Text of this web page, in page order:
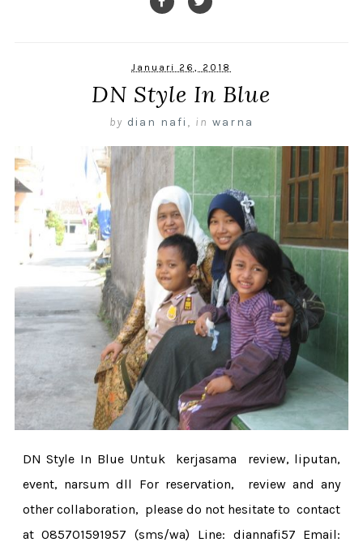
Januari 26, 2018
DN Style In Blue
by dian nafi , in warna
DN Style In Blue Untuk kerjasama review, liputan,
event, narsum dll For reservation, review and any
other collaboration, please do not hesitate to contact
at 085701591957 (sms/wa) Line: diannafi57 Email: